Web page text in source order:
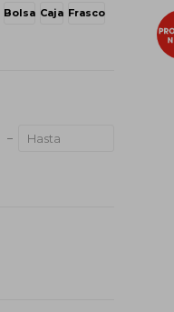
Bolsa Caja Frasco